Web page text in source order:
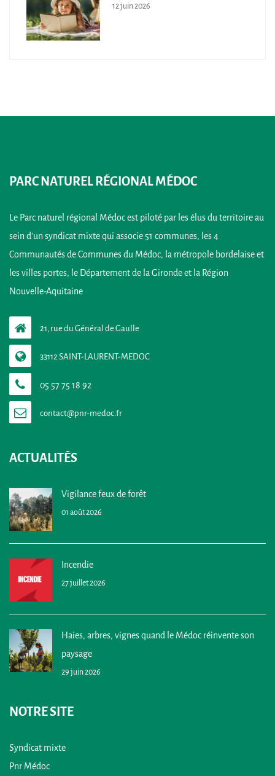
12 juin 2026
PARC NATUREL RÉGIONAL MÉDOC
Le Parc naturel régional Médoc est piloté par les élus du territoire au
sein d’un syndicat mixte qui associe 51 communes, les 4
Communautés de Communes du Médoc, la métropole bordelaise et
les villes portes, le Département de la Gironde et la Région
Nouvelle-Aquitaine
21, rue du Général de Gaulle
33112 SAINT-LAURENT-MEDOC
05 57 75 18 92
ACTUALITÉS
Vigilance feux de forêt
01 août 2026
Incendie
27 juillet 2026
Haies, arbres, vignes quand le Médoc réinvente son
paysage
29 juin 2026
NOTRE SITE
Syndicat mixte
Pnr Médoc